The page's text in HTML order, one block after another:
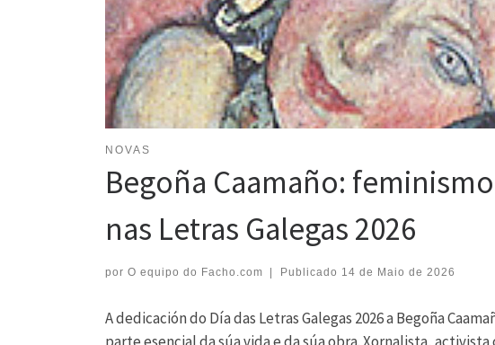
NOVAS
Begoña Caamaño:
nas Letras Galegas 2026
por O equipo do Facho.com | Publicado 14 de Maio de 2026
A dedicación do Día das Letras Galegas 2026 a Begoña